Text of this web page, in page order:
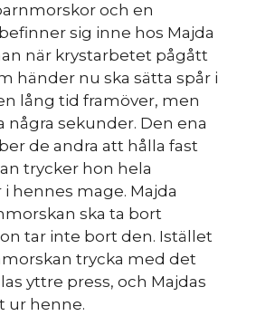
och en
sig inne hos Majda
när krystarbetet pågått
händer nu ska sätta spår i
lång tid framöver, men
några sekunder. Den ena
de andra att hålla fast
trycker hon hela
hennes mage. Majda
ska ta bort
tar inte bort den. Istället
trycka med det
yttre press, och Majdas
ur henne.